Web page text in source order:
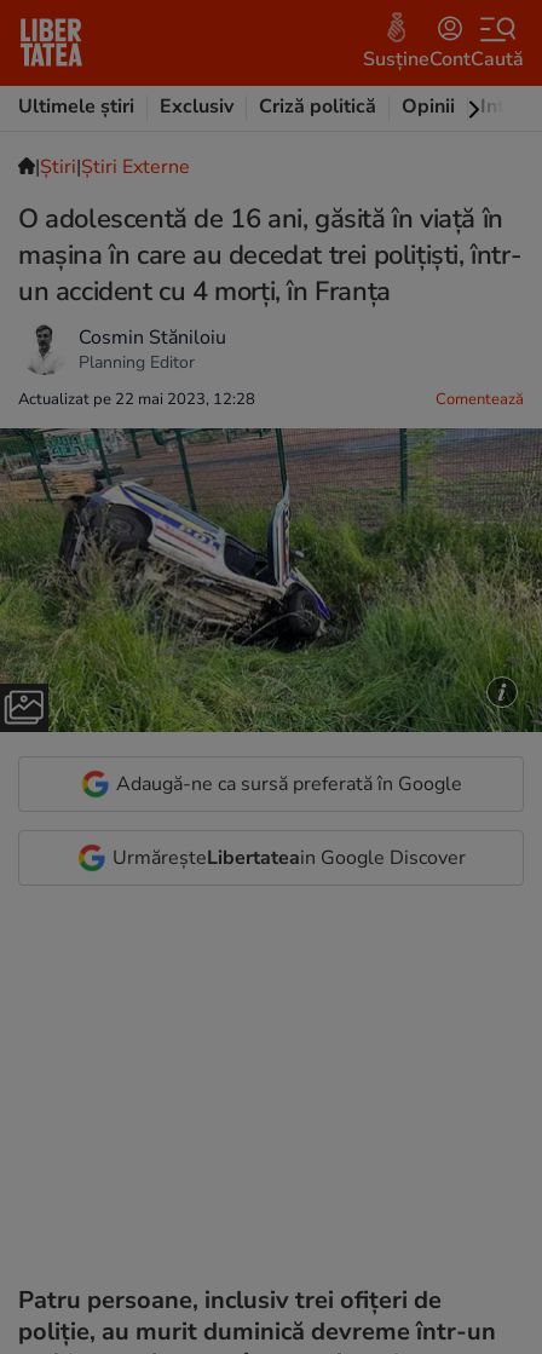
SusțineContCaută
Ultimele știri
Exclusiv Criză politică Opinii
|Ştiri|Știri Externe
O adolescentă de 16 ani, găsită în viață în
mașina în care au decedat trei polițiști, într-
un accident cu 4 morți, în Franța
Cosmin Stăniloiu
Planning Editor
Actualizat pe 22 mai 2023, 12:28 Comentează
Adaugă-ne ca sursă preferată în Google
UrmăreșteLibertateain Google Discover
Patru persoane, inclusiv trei ofițeri de
poliție, au murit duminică devreme într-un